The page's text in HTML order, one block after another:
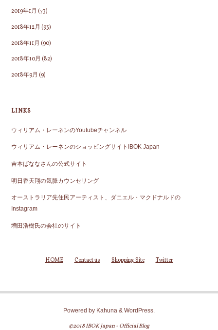
2019年1月 (73)
2018年12月 (93)
2018年11月 (90)
2018年10月 (82)
2018年9月 (9)
LINKS
ウィリアム・レーネンのYoutubeチャンネル
ウィリアム・レーネンのショッピングサイトIBOK Japan
吉本ばななさんの公式サイト
明日香天翔の気脈カウンセリング
オーストラリア先住民アーティスト、ダニエル・マクドナルドの
Instagram
増田浩樹氏の会社のサイト
HOME Contact us Shopping Site Twitter
Powered by Kahuna & WordPress
©2018 IBOK Japan - Official Blog